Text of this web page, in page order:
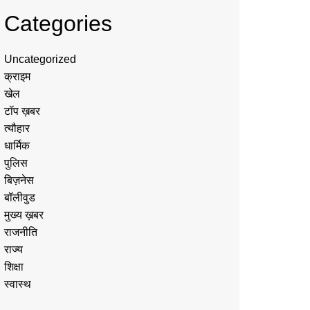
Categories
Uncategorized
क्राइम
खेल
टॉप ख़बर
त्यौहार
धार्मिक
पुलिस
बिज़नेस
बॉलीवुड
मुख्य ख़बर
राजनीति
राज्य
शिक्षा
स्वास्थ